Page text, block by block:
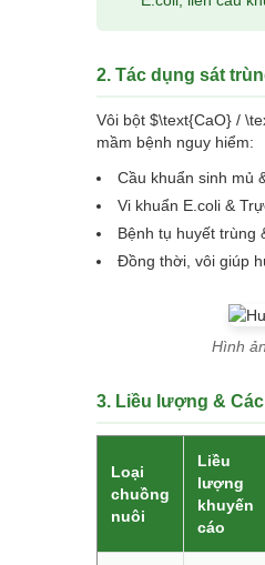
2. Tác dụng sát
Vôi bột $\text{CaO} /
mầm bệnh nguy hiểm:
Cầu khuẩn sinh mủ
Vi khuẩn E.coli &
Bệnh tụ huyết trùng
Đồng thời, vôi giúp
Hình
3. Liều lượng &
Loại
chuồng
nuôi
Liều
lượng
khuyến
cáo